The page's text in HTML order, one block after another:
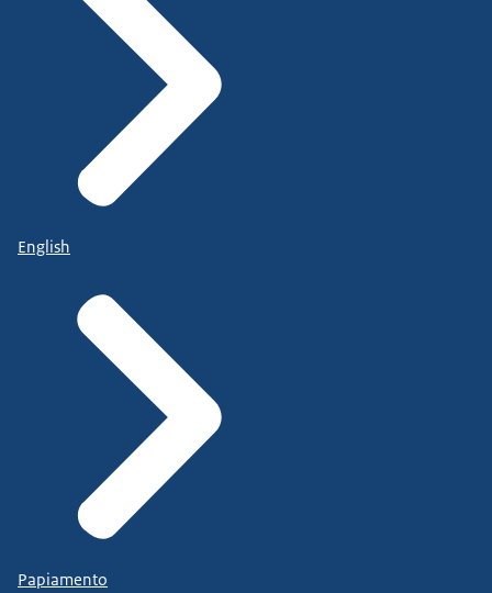
English
Papiamento